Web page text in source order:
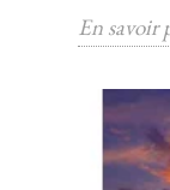
En savoir